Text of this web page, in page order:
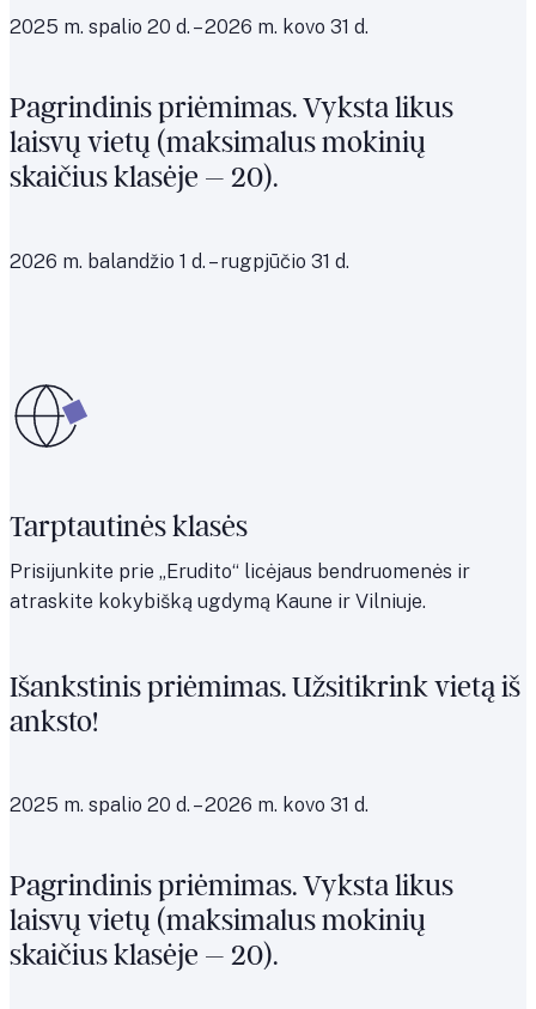
2025 m. spalio 20 d. – 2026 m. kovo 31 d.
Pagrindinis priėmimas. Vyksta likus
laisvų vietų (maksimalus mokinių
skaičius klasėje – 20).
2026 m. balandžio 1 d. – rugpjūčio 31 d.
Tarptautinės klasės
Prisijunkite prie „Erudito“ licėjaus bendruomenės ir
atraskite kokybišką ugdymą Kaune ir Vilniuje.
Išankstinis priėmimas. Užsitikrink vietą iš
anksto!
2025 m. spalio 20 d. – 2026 m. kovo 31 d.
Pagrindinis priėmimas. Vyksta likus
laisvų vietų (maksimalus mokinių
skaičius klasėje – 20).